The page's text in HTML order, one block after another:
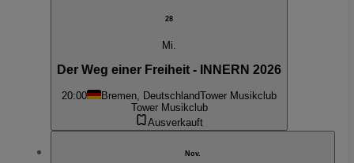
28
Mi.
Der Weg einer Freiheit - INNERN 2026
20:00 Bremen, DeutschlandTower Musikclub
Tower Musikclub
Ausverkauft
Nov.